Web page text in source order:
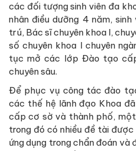
các đối tượng sinh viên đa
nhân điều dưỡng 4 năm,
trú, Bác sĩ chuyên khoa I,
số chuyên khoa I chuyên
tục mở các lớp Đào tạo
chuyên sâu.
Để phục vụ công tác đào
các thế hệ lãnh đạo Khoa
cấp cơ sờ và thành phố,
trong đó có nhiều đề tài
ứng dụng trong chẩn đoán